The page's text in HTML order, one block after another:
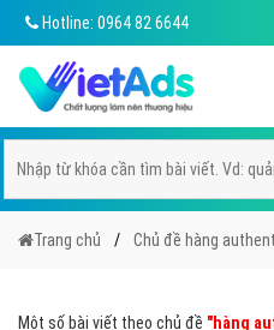
Hotline: 0964 82 6644
Trang chủ Chủ đề hàng
Một số bài viết theo chủ đề "hàng